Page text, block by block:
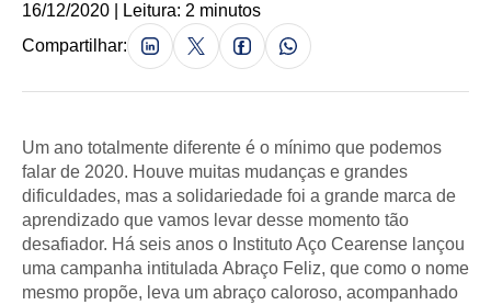
16/12/2020 | Leitura: 2 minutos
Compartilhar:
Um ano totalmente diferente é o mínimo que podemos
falar de 2020. Houve muitas mudanças e grandes
dificuldades, mas a solidariedade foi a grande marca de
aprendizado que vamos levar desse momento tão
desafiador. Há seis anos o Instituto Aço Cearense lançou
uma campanha intitulada Abraço Feliz, que como o nome
mesmo propõe, leva um abraço caloroso, acompanhado